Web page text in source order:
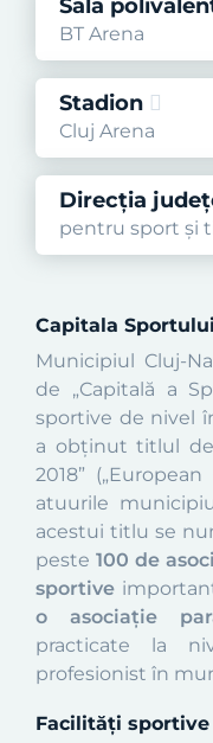
Sala
BT Arena
Stadion
Cluj Arena
Direcția
pentru sport și
Capitala Sportului
Municipiul Cluj-
de „Capitală a
sportive de nivel
a obţinut titlul de
2018”
atuurile
acestui titlu se
peste100 de
sportive
o asociație
practicate la
profesionist în
Facilități sportive